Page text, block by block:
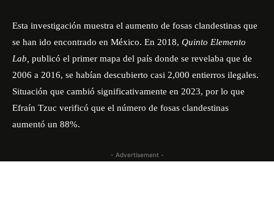
Esta investigación muestra el aumento de fosas clandestinas que
se han ido encontrado en México. En 2018, Quinto Elemento
Lab, publicó el primer mapa del país donde se revelaba que de
2006 a 2016, se habían descubierto casi 2,000 entierros ilegales.
Situación que cambió significativamente en 2023, por lo que
Efraín Tzuc verificó que el número de fosas clandestinas
aumentó un 88%.
- Advertisement -